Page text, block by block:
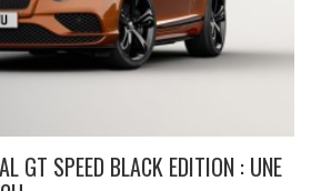
GT SPEED BLACK EDITION : UNE